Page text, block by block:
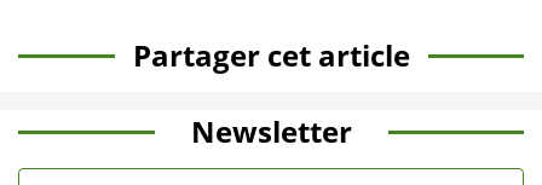
Partager cet article
Newsletter